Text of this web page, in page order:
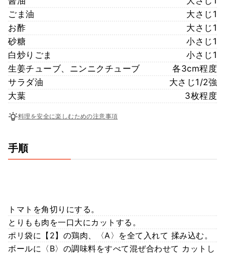
ごま油
大さじ1
お酢
大さじ1
砂糖
小さじ1
白炒りごま
小さじ1
生姜チューブ、ニンニクチューブ
各3cm程度
サラダ油
大さじ1/2強
大葉
3枚程度
料理を安全に楽しむための注意事項
手順
トマトを角切りにする。
とりもも肉を一口大にカットする。
ポリ袋に【2】の鶏肉、〈A〉を全て入れて 揉み込む。
ボールに〈B〉の調味料をすべて混ぜ合わせて カットし